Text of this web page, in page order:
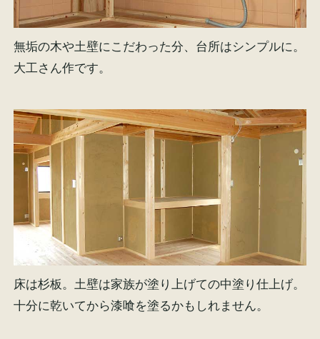
無垢の木や土壁にこだわった分、台所はシンプルに。
大工さん作です。
床は杉板。土壁は家族が塗り上げての中塗り仕上げ。
十分に乾いてから漆喰を塗るかもしれません。